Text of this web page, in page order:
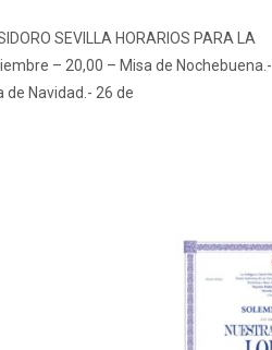
SEVILLA HORARIOS PARA LA
– 20,00 – Misa de Nochebuena.-
de Navidad.- 26 de